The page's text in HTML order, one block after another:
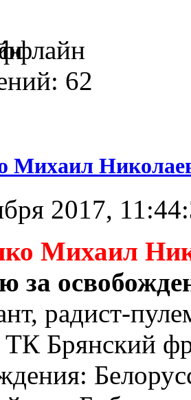
62
2017,
Михаил
за
радист-
Брянский